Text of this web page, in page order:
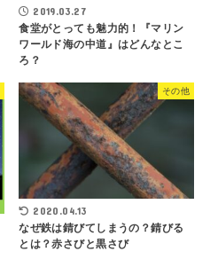
2019.03.27
食堂がとっても魅力的！『マリン
ワールド海の中道』はどんなとこ
ろ？
その他
2020.04.13
なぜ鉄は錆びてしまうの？錆びる
とは？赤さびと黒さび